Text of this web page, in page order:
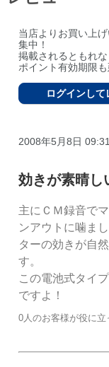
当店よりお買い上
集中！
掲載されるともれ
ポイント有効期限も
ログインして
2008年5月8日 09:31
効きが素晴し
主にＣＭ録音で
ンアウトに噛ま
ターの効きが自
す。
この電池式タイ
ですよ！
0人のお客様が役に立